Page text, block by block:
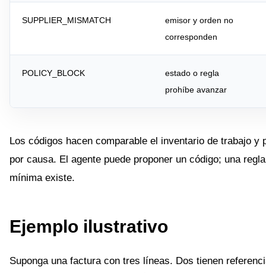
SUPPLIER_MISMATCH
emisor y orden no
corresponden
POLICY_BLOCK
estado o regla
prohíbe avanzar
Los códigos hacen comparable el inventario de trabajo y
por causa. El agente puede proponer un código; una
mínima existe.
Ejemplo ilustrativo
Suponga una factura con tres líneas. Dos tienen